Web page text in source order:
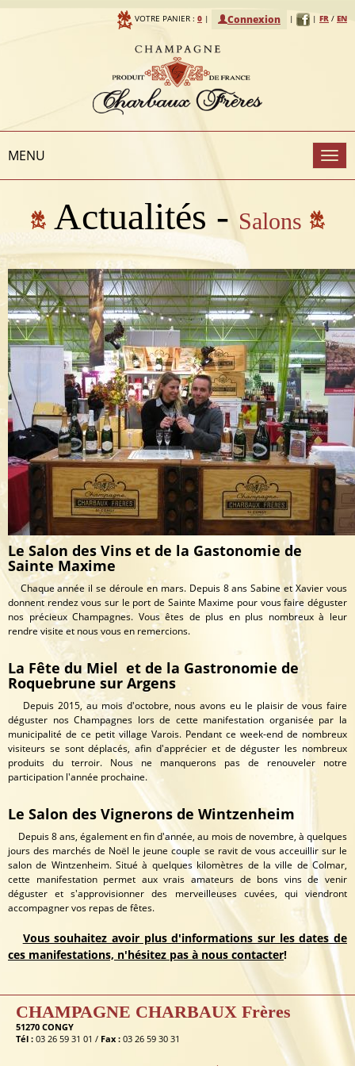
VOTRE PANIER : 0 | Connexion | | FR / EN
MENU
Actualités - Salons
Le Salon des Vins et de la Gastonomie de
Sainte Maxime
Chaque année il se déroule en mars. Depuis 8 ans Sabine et Xavier vous
donnent rendez vous sur le port de Sainte Maxime pour vous faire déguster
nos précieux Champagnes. Vous êtes de plus en plus nombreux à leur
rendre visite et nous vous en remercions.
La Fête du Miel et de la Gastronomie de
Roquebrune sur Argens
Depuis 2015, au mois d'octobre, nous avons eu le plaisir de vous faire
déguster nos Champagnes lors de cette manifestation organisée par la
municipalité de ce petit village Varois. Pendant ce week-end de nombreux
visiteurs se sont déplacés, afin d'apprécier et de déguster les nombreux
produits du terroir. Nous ne manquerons pas de renouveler notre
participation l'année prochaine.
Le Salon des Vignerons de Wintzenheim
Depuis 8 ans, également en fin d'année, au mois de novembre, à quelques
jours des marchés de Noël le jeune couple se ravit de vous acceuillir sur le
salon de Wintzenheim. Situé à quelques kilomètres de la ville de Colmar,
cette manifestation permet aux vrais amateurs de bons vins de venir
déguster et s'approvisionner des merveilleuses cuvées, qui viendront
accompagner vos repas de fêtes.
Vous souhaitez avoir plus d'informations sur les dates de
ces manifestations, n'hésitez pas à nous contacter!
CHAMPAGNE CHARBAUX Frères
51270 CONGY
Tél : 03 26 59 31 01 / Fax : 03 26 59 30 31